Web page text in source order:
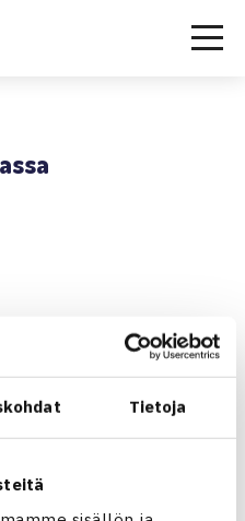
Tietoja
viikolla Valencianassa,
seitsemänneksi.